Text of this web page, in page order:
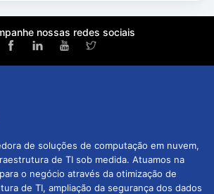
nossas redes sociais
de soluções de computação em nuvem,
de TI sob medida. Atuamos na
o negócio através da otimização de
de TI, ampliação da segurança dos dados